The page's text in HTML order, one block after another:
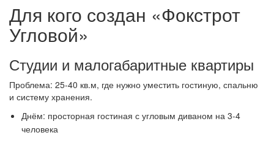
Для кого создан «Фокстрот
Угловой»
Студии и малогабаритные квартиры
Проблема: 25-40 кв.м, где нужно уместить гостиную, спальню
и систему хранения.
Днём: просторная гостиная с угловым диваном на 3-4
человека